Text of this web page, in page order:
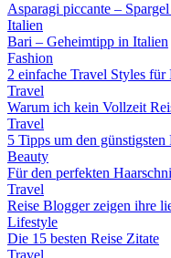
Asparagi piccante –
Italien
Bari – Geheimtipp in Italien
Fashion
2 einfache Travel Styles für
Travel
Warum ich kein Vollzeit
Travel
5 Tipps um den
Beauty
Für den perfekten
Travel
Reise Blogger zeigen ihre
Lifestyle
Die 15 besten Reise Zitate
Travel